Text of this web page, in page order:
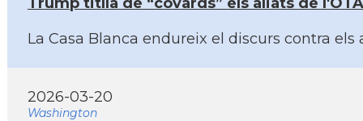
La Casa Blanca endureix el discurs contra
2026-03-20
Washington